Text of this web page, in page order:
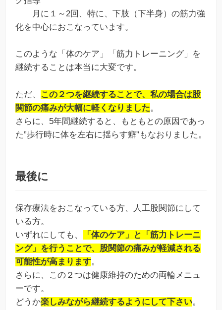
月に１～2回、特に、下肢（下半身）の筋力強
化を中心におこなっています。
このような「体のケア」「筋力トレーニング」を
継続することは本当に大変です。
ただ、
この２つを継続することで、私の場合は股
関節の痛みが大幅に軽くなりました。
さらに、5年間継続すると、もともとの原因であっ
た”歩行時に体を左右に揺らす癖”もなおりました。
最後に
保存療法をおこなっている方、人工股関節にして
いる方。
いずれにしても、
「体のケア」と「筋力トレーニ
ング」を行うことで、股関節の痛みが軽減される
可能性が高まります。
さらに、この２つは健康維持のための両輪メニュ
ーです。
どうか楽しみながら継続するようにして下さい。